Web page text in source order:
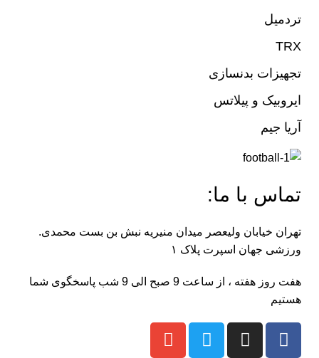
تردمیل
TRX
تجهیزات بدنسازی
ایروبیک و پیلاتس
آریا جیم
تماس با ما:
تهران خیابان ولیعصر میدان منیریه نبش بن بست محمدی.
ورزشی جهان اسپرت پلاک ۱
هفت روز هفته ، از ساعت 9 صبح الی 9 شب پاسخگوی شما
هستیم